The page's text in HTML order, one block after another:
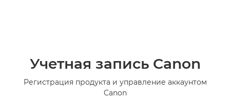
Учетная запись Canon
Регистрация продукта и управление аккаунтом
Canon